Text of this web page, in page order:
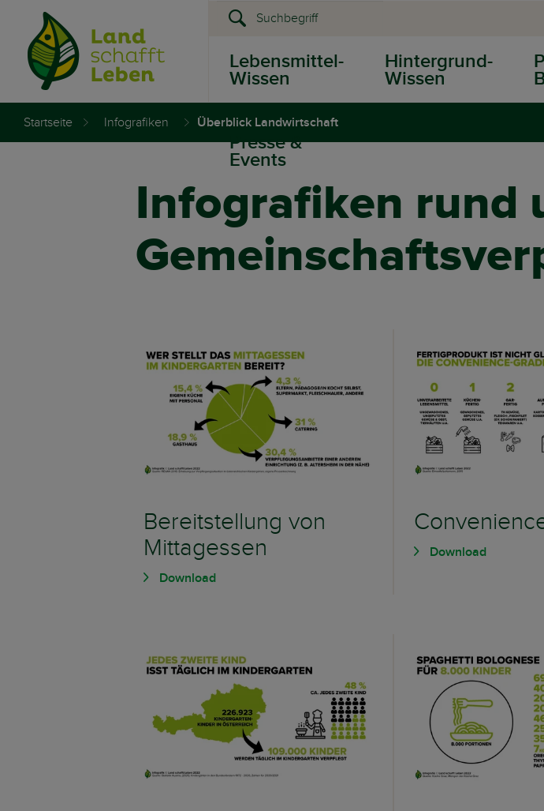
Lebensmittel-
Wissen
Hintergrund-
Wissen
Presse &
Events
Startseite Infografiken Überblick Landwirtschaft
Infografiken rund
Bereitstellung von
Mittagessen
Download
Download